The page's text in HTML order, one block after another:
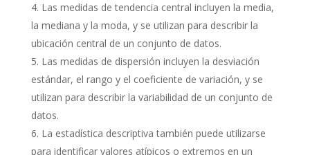
Las medidas de tendencia central incluyen la media,
la mediana y la moda, y se utilizan para describir la
ubicación central de un conjunto de datos.
Las medidas de dispersión incluyen la desviación
estándar, el rango y el coeficiente de variación, y se
utilizan para describir la variabilidad de un conjunto de
datos.
La estadística descriptiva también puede utilizarse
para identificar valores atípicos o extremos en un